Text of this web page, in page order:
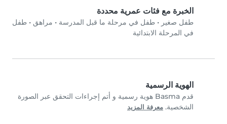
الخبرة مع فئات عمرية محددة
طفل صغير • طفل في مرحلة ما قبل المدرسة • مراهق • طفل
في المرحلة الابتدائية
الهوية الرسمية
قدم Basma هوية رسمية و أتم إجراءات التحقق عبر الصورة
الشخصية. معرفة المزيد